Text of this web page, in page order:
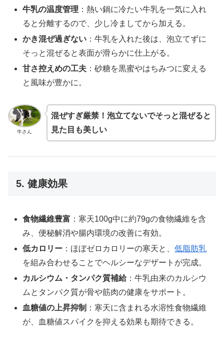
牛乳の温度管理 ：熱い鍋に冷たい牛乳を一気に入れ
ると分離するので、少し冷ましてから加える。
かき混ぜ過ぎない ：牛乳を入れた後は、泡立てずに
そっと混ぜると表面が滑らかに仕上がる。
甘さ控えめの工夫 ：砂糖を黒蜜やはちみつに変える
と風味が豊かに。
牛さん
混ぜすぎ厳禁！泡立てないでそっと混ぜると
見た目も美しい
5. 健康効果
食物繊維豊富 ：寒天100g中に約79gの食物繊維を含
み、便秘解消や腸内環境の改善に有効。
低カロリー ：ほぼゼロカロリーの寒天と、低脂肪乳
を組み合わせることでヘルシーなデザートが完成。
カルシウム・タンパク質補給：牛乳由来のカルシウ
ムとタンパク質が骨や筋肉の健康をサポート。
血糖値の上昇抑制 ：寒天に含まれる水溶性食物繊維
が、血糖値スパイクを抑える効果も期待できる。